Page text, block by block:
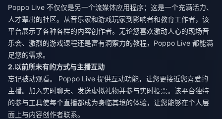
Poppo Live 不仅仅是另一个流媒体应用程序；这是一个充满活力、
人才辈出的社区。从音乐家和游戏玩家到影响者和教育工作者，该
平台展示了各种各样的内容创作者。无论您喜欢激动人心的现场音
乐会、激烈的游戏课程还是富有洞察力的教程，Poppo Live 都能满
足您的需求。
2.以前所未有的方式与主播互动
忘记被动观看。 Poppo Live 提供互动功能，让您更接近您喜爱的
主播。加入实时聊天、发送虚拟礼物并参与实时投票。该平台独特
的参与工具使每个直播都成为身临其境的体验，让您能够在个人层
面上与内容创作者联系。